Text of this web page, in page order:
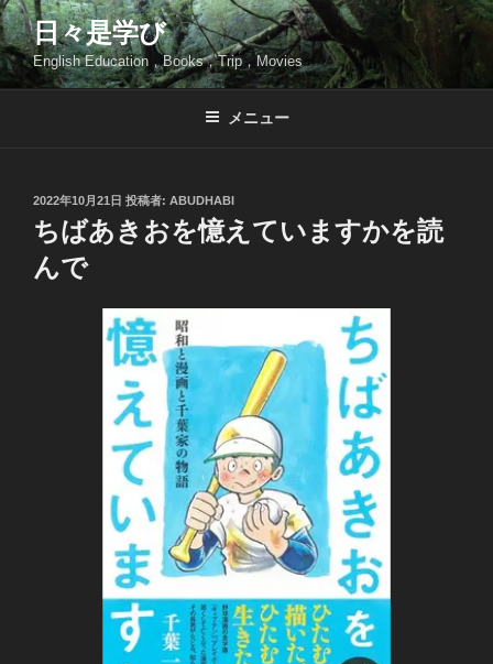
コ
ン
テ
ン
日々是学び
English Education，Books，Trip，Movies
メニュー
投
稿
日:
2022年10月21日 投稿者: ABUDHABI
ちばあきおを憶えていますかを読
んで